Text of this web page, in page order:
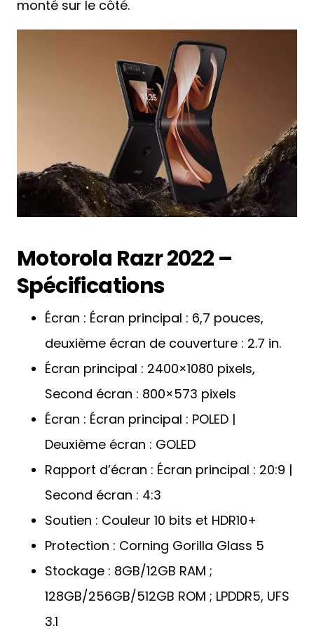
monté sur le côté.
Motorola Razr 2022 –
Spécifications
Écran : Écran principal : 6,7 pouces,
deuxième écran de couverture : 2.7 in.
Écran principal : 2400×1080 pixels,
Second écran : 800×573 pixels
Écran : Écran principal : POLED |
Deuxième écran : GOLED
Rapport d’écran : Écran principal : 20:9 |
Second écran : 4:3
Soutien : Couleur 10 bits et HDR10+
Protection : Corning Gorilla Glass 5
Stockage : 8GB/12GB RAM ;
128GB/256GB/512GB ROM ; LPDDR5, UFS
3.1